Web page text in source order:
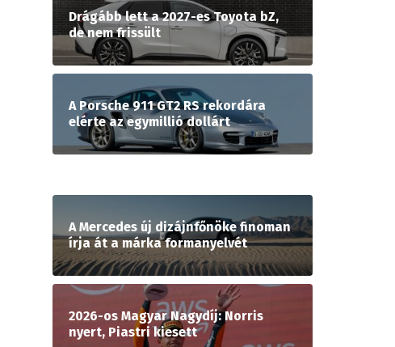
Drágább lett a 2027-es Toyota bZ,
de nem frissült
A Porsche 911 GT2 RS rekordára
elérte az egymillió dollárt
A Mercedes új dizájnfőnöke finoman
írja át a márka formanyelvét
2026-os Magyar Nagydíj: Norris
nyert, Piastri kiesett